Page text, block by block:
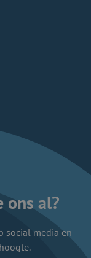
ons al?
social media en